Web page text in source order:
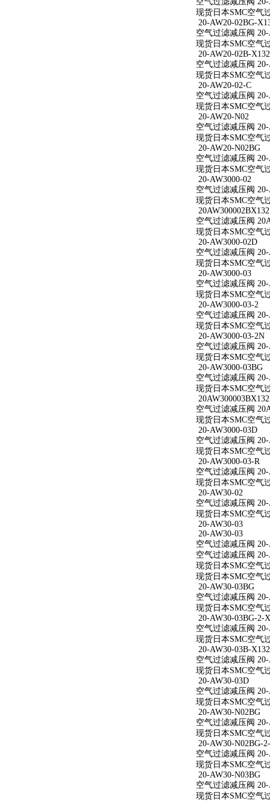
现货日本SMC空气
20-AW20-02BG-
空气过滤减压阀
现货日本SMC空气
20-AW20-02B-X132
空气过滤减压阀
现货日本SMC空气
20-AW20-02-C
空气过滤减压阀 20-
现货日本SMC空气
20-AW20-N02
空气过滤减压阀
现货日本SMC空气
20-AW20-N02BG
空气过滤减压阀
现货日本SMC空气
20-AW3000-02
空气过滤减压阀 20-
现货日本SMC空气
20AW300002BX132
空气过滤减压阀
现货日本SMC空气
20-AW3000-02D
空气过滤减压阀 20-
现货日本SMC空气
20-AW3000-03
空气过滤减压阀 20-
现货日本SMC空气
20-AW3000-03-2
空气过滤减压阀 20-
现货日本SMC空气
20-AW3000-03-2N
空气过滤减压阀
现货日本SMC空气
20-AW3000-03BG
空气过滤减压阀 20-
现货日本SMC空气
20AW300003BX132
空气过滤减压阀
现货日本SMC空气
20-AW3000-03D
空气过滤减压阀 20-
现货日本SMC空气
20-AW3000-03-R
空气过滤减压阀 20-
现货日本SMC空气
20-AW30-02
空气过滤减压阀 20-
现货日本SMC空气
20-AW30-03
20-AW30-03
空气过滤减压阀 20-
空气过滤减压阀 20-
现货日本SMC空气
现货日本SMC空气
20-AW30-03BG
空气过滤减压阀 20-
现货日本SMC空气
20-AW30-03BG-2-
空气过滤减压阀
现货日本SMC空气
20-AW30-03B-X132
空气过滤减压阀
现货日本SMC空气
20-AW30-03D
空气过滤减压阀
现货日本SMC空气
20-AW30-N02BG
空气过滤减压阀
现货日本SMC空气
20-AW30-N02BG-
空气过滤减压阀
现货日本SMC空气
20-AW30-N03BG
空气过滤减压阀
现货日本SMC空气